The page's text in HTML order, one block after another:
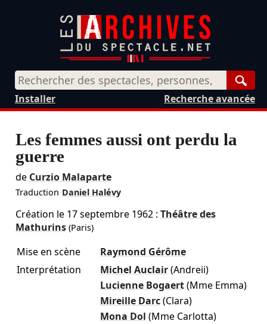
Recherche avancée
Installer
Les femmes aussi ont perdu la
guerre
de Curzio Malaparte
Traduction Daniel Halévy
Création le 17 septembre 1962: Théâtre des
Mathurins(Paris)
Mise en scène
Raymond Gérôme
Interprétation
Michel Auclair (Andreii)
Lucienne Bogaert (Mme Emma)
Mireille Darc (Clara)
Mona Dol (Mme Carlotta)